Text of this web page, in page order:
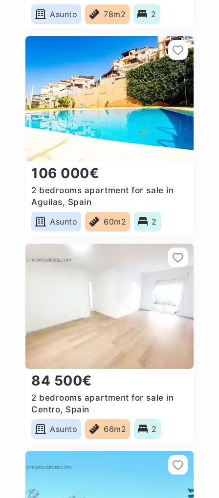
Asunto
78m2 2
106 000€
2 bedrooms apartment for sale in
Aguilas, Spain
Asunto
60m2 2
84 500€
2 bedrooms apartment for sale in
Centro, Spain
Asunto
66m2 2